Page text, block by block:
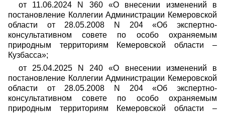
от 11.06.2024 N 360 «О внесении изменений в
постановление Коллегии Администрации Кемеровской
области от 28.05.2008 N 204 «Об экспертно-
консультативном совете по особо охраняемым
природным территориям Кемеровской области –
Кузбасса»;
от 25.04.2025 N 240 «О внесении изменений в
постановление Коллегии Администрации Кемеровской
области от 28.05.2008 N 204 «Об экспертно-
консультативном совете по особо охраняемым
природным территориям Кемеровской области –